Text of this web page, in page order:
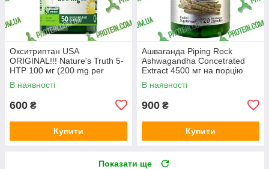
Окситриптан USA
ORIGINAL!!! Nature's Truth 5-
HTP 100 мг (200 mg per
serving), 50 капс
В наявності
600 ₴
Купити
Ашваганда Piping Rock
Ashwagandha Concetrated
Extract 4500 мг на порцію
(1500 мг на капсулу) 120
капс
В наявності
900 ₴
Купити
Показати ще